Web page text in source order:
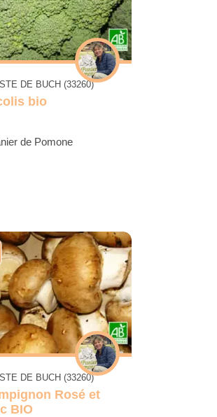
DE BUCH (33260)
bio
de Pomone
DE BUCH (33260)
Rosé et
BIO